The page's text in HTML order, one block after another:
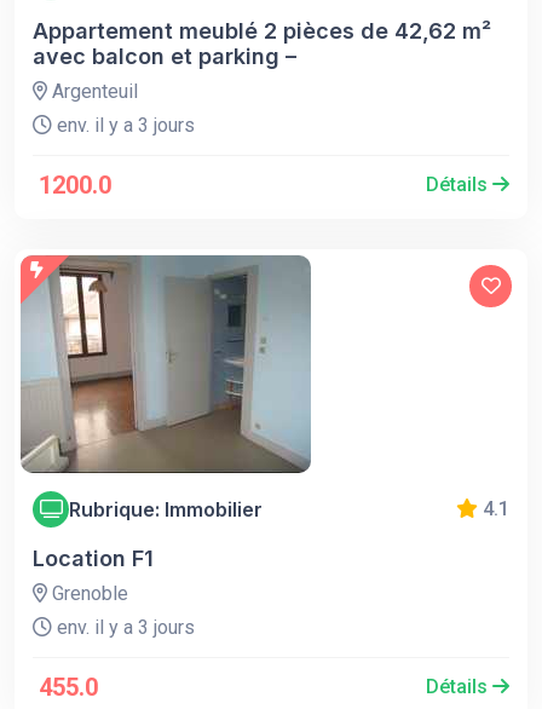
Appartement meublé 2 pièces de 42,62 m²
avec balcon et parking –
Argenteuil
env. il y a 3 jours
1200.0 Détails
Rubrique: Immobilier 4.1
Location F1
Grenoble
env. il y a 3 jours
455.0 Détails